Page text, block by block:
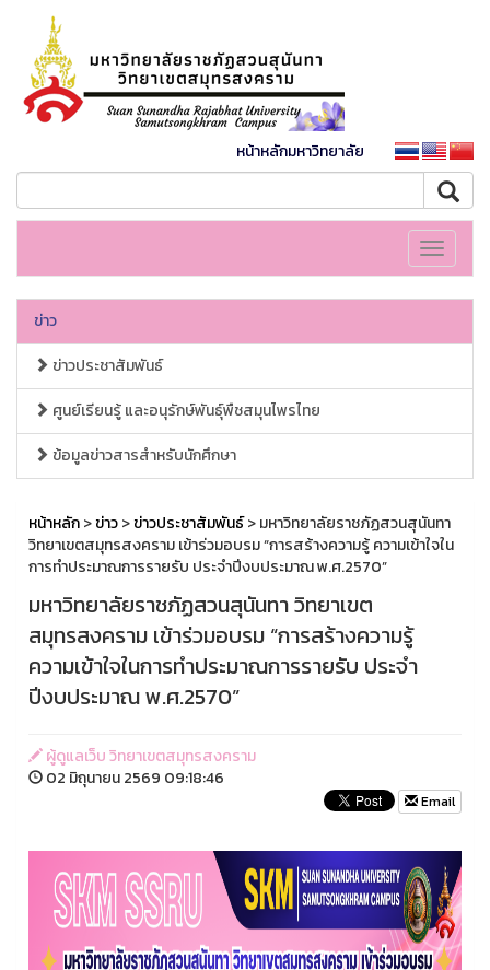
หน้าหลักมหาวิทยาลัย
Toggle
ข่าว
ข่าวประชาสัมพันธ์
ศูนย์เรียนรู้ และอนุรักษ์พันธุ์พืชสมุนไพรไทย
ข้อมูลข่าวสารสำหรับนักศึกษา
หน้าหลัก>ข่าว>ข่าวประชาสัมพันธ์> มหาวิทยาลัยราชภัฏสวนสุนันทา
วิทยาเขตสมุทรสงคราม เข้าร่วมอบรม “การสร้างความรู้ ความเข้าใจใน
การทำประมาณการรายรับ ประจำปีงบประมาณ พ.ศ.2570”
มหาวิทยาลัยราชภัฏสวนสุนันทา วิทยาเขต
สมุทรสงคราม เข้าร่วมอบรม “การสร้างความรู้
ความเข้าใจในการทำประมาณการรายรับ ประจำ
ปีงบประมาณ พ.ศ.2570”
ผู้ดูแลเว็บ วิทยาเขตสมุทรสงคราม
02 มิถุนายน 2569 09:18:46
Email